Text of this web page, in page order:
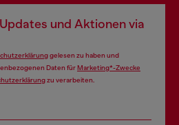
und Aktionen via
gelesen zu haben und
Daten fürMarketing*-Zwecke
zu verarbeiten.